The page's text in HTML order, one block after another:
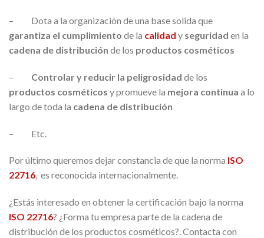
– Dota a la organización de una base solida que
garantiza el cumplimiento de la calidad y seguridad en la
cadena de distribución de los productos cosméticos
– Controlar y reducir la peligrosidad de los
productos cosméticos y promueve la mejora continua a lo
largo de toda la cadena de distribución
– Etc.
Por último queremos dejar constancia de que la norma ISO
22716, es reconocida internacionalmente.
¿Estás interesado en obtener la certificación bajo la norma
ISO 22716? ¿Forma tu empresa parte de la cadena de
distribución de los productos cosméticos?. Contacta con